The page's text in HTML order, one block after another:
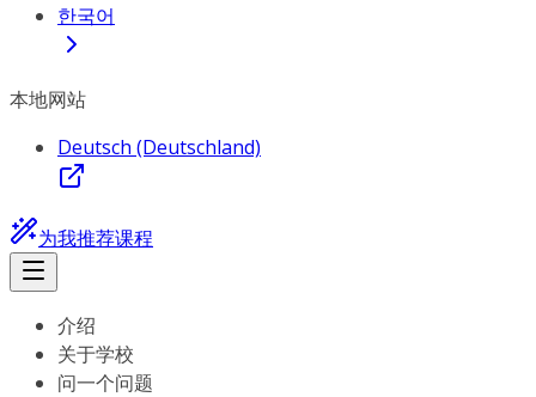
한국어
本地网站
Deutsch (Deutschland)
为我推荐课程
介绍
关于学校
问一个问题